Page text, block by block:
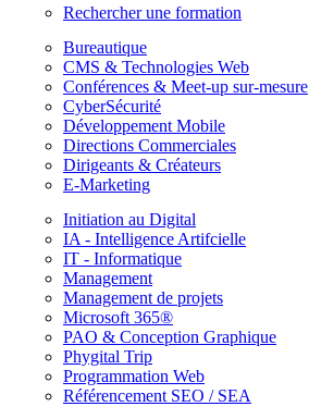
Rechercher une formation
Bureautique
CMS & Technologies Web
Conférences & Meet-up sur-mesure
CyberSécurité
Développement Mobile
Directions Commerciales
Dirigeants & Créateurs
E-Marketing
Initiation au Digital
IA - Intelligence Artifcielle
IT - Informatique
Management
Management de projets
Microsoft 365®
PAO & Conception Graphique
Phygital Trip
Programmation Web
Référencement SEO / SEA